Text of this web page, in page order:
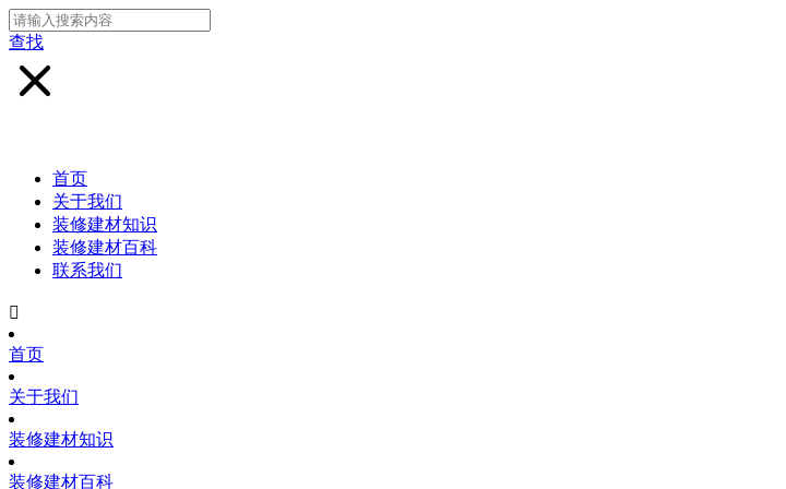
查找
首页
关于我们
装修建材知识
装修建材百科
联系我们

首页
关于我们
装修建材知识
装修建材百科